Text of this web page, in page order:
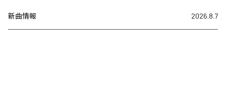
新曲情報 2026.8.7